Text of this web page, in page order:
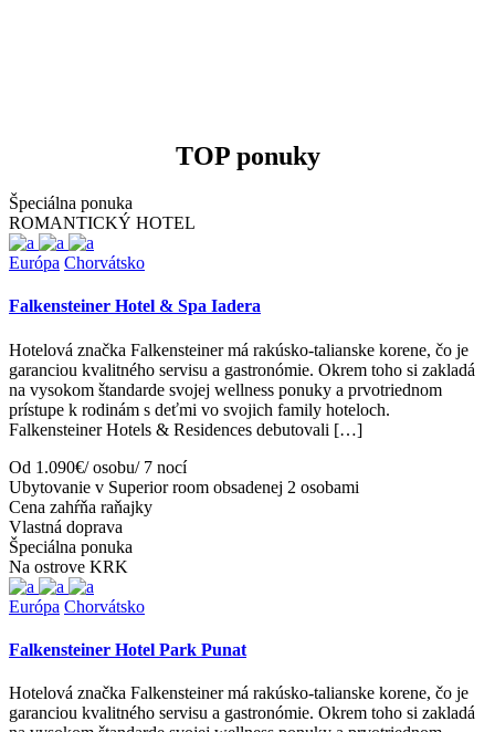
TOP ponuky
Špeciálna ponuka
ROMANTICKÝ HOTEL
Európa Chorvátsko
Falkensteiner Hotel & Spa Iadera
Hotelová značka Falkensteiner má rakúsko-talianske korene, čo je
garanciou kvalitného servisu a gastronómie. Okrem toho si zakladá
na vysokom štandarde svojej wellness ponuky a prvotriednom
prístupe k rodinám s deťmi vo svojich family hoteloch.
Falkensteiner Hotels & Residences debutovali […]
Od 1.090€/ osobu/ 7 nocí
Ubytovanie v Superior room obsadenej 2 osobami
Cena zahŕňa raňajky
Vlastná doprava
Špeciálna ponuka
Na ostrove KRK
Európa Chorvátsko
Falkensteiner Hotel Park Punat
Hotelová značka Falkensteiner má rakúsko-talianske korene, čo je
garanciou kvalitného servisu a gastronómie. Okrem toho si zakladá